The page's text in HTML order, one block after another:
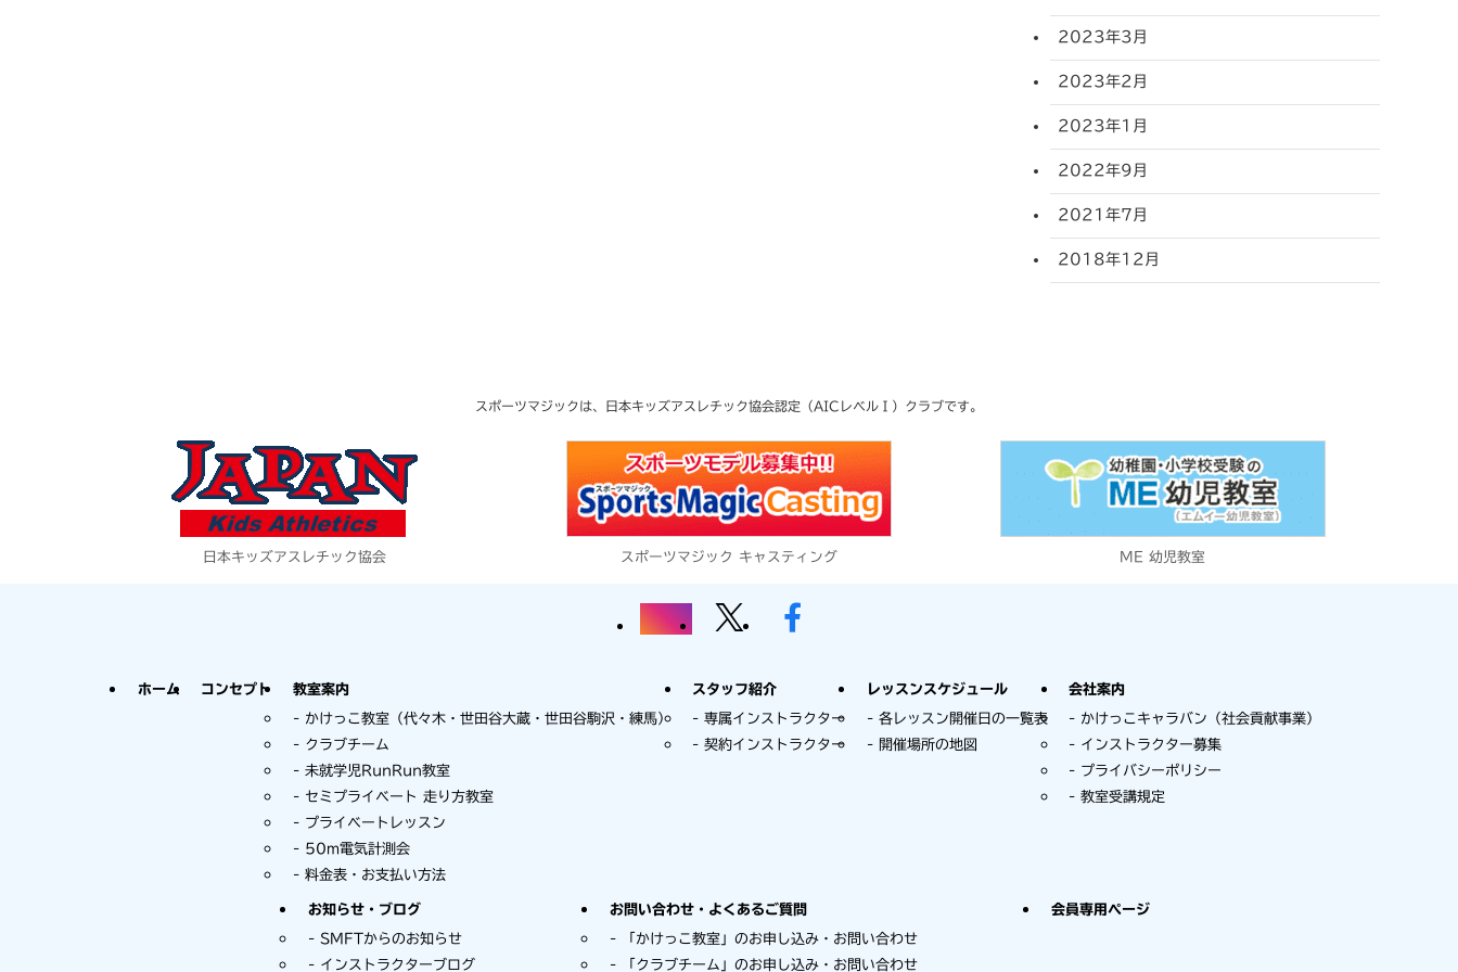
2023年3月
2023年2月
2023年1月
2022年9月
2021年7月
2018年12月
スポーツマジックは、日本キッズアスレチック協会認定（AICレベルⅠ）クラブです。
日本キッズアスレチック協会 スポーツマジック キャスティング ME 幼児教室
ホーム コンセプト 教室案内
かけっこ教室（代々木・世田谷大蔵・世田谷駒沢・練馬）
クラブチーム
未就学児RunRun教室
セミプライベート 走り方教室
プライベートレッスン
50m電気計測会
料金表・お支払い方法
スタッフ紹介
専属インストラクター
契約インストラクター
レッスンスケジュール
各レッスン開催日の一覧表
開催場所の地図
会社案内
かけっこキャラバン（社会貢献事業）
インストラクター募集
プライバシーポリシー
教室受講規定
お知らせ・ブログ
SMFTからのお知らせ
インストラクターブログ
お問い合わせ・よくあるご質問
「かけっこ教室」のお申し込み・お問い合わせ
「クラブチーム」のお申し込み・お問い合わせ
会員専用ページ